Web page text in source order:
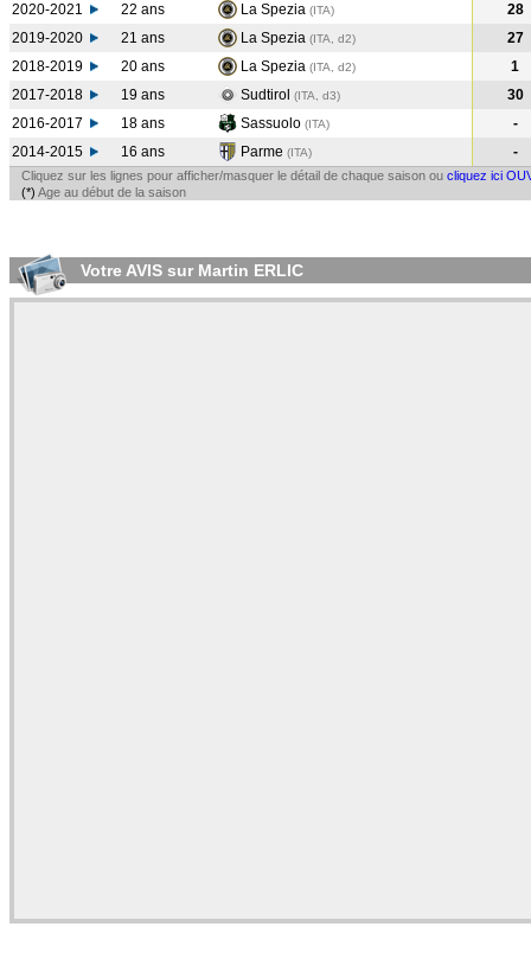
2020-2021
22 ans La Spezia (ITA)
28
2019-2020
21 ans La Spezia (ITA, d2)
27
2018-2019
20 ans La Spezia (ITA, d2)
1
2017-2018
19 ans Sudtirol (ITA, d3)
30
2016-2017
18 ans Sassuolo (ITA)
-
2014-2015
16 ans Parme (ITA) -
Cliquez sur les lignes pour afficher/masquer le détail de chaque saison ou cliquez ici
(*) Age au début de la saison
Votre AVIS sur Martin ERLIC